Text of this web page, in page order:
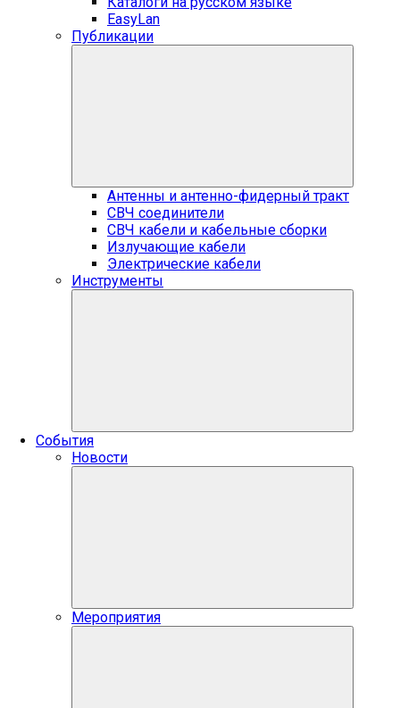
EasyLan
Публикации
Антенны и антенно-фидерный тракт
СВЧ соединители
СВЧ кабели и кабельные сборки
Излучающие кабели
Электрические кабели
Инструменты
События
Новости
Мероприятия